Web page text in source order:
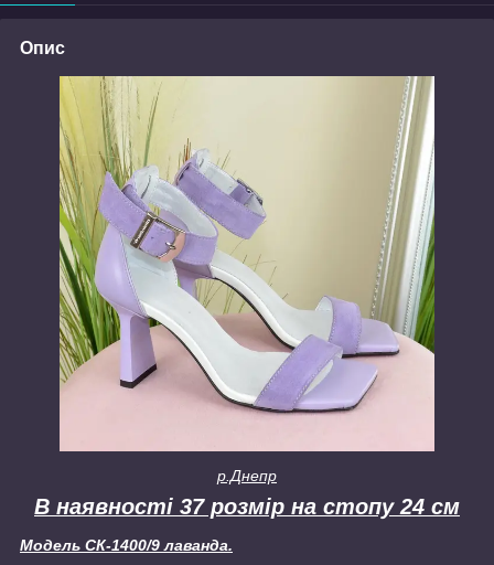
Опис
р.Днепр
В наявності 37 розмір на стопу 24 см
Модель СК-1400/9 лаванда.